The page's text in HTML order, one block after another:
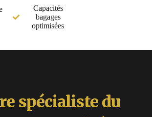
Capacités
bagages
optimisées
spécialiste du